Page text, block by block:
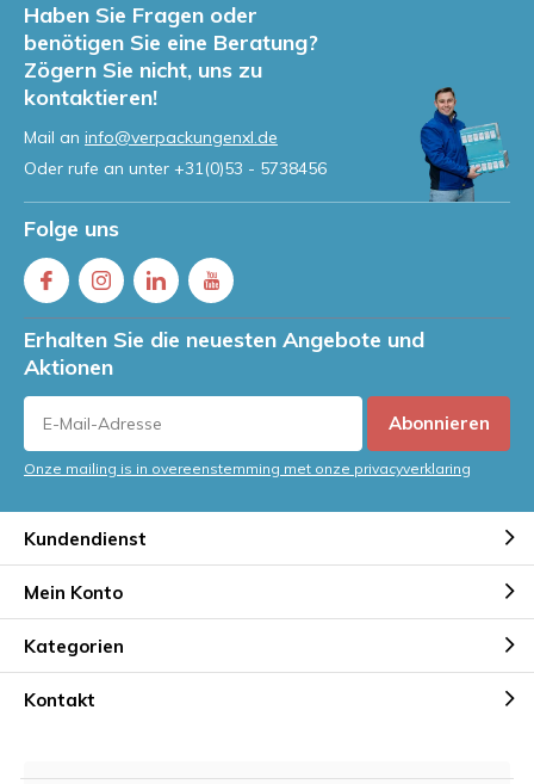
Haben Sie Fragen oder
benötigen Sie eine Beratung?
Zögern Sie nicht, uns zu
kontaktieren!
Mail an info@verpackungenxl.de
Oder rufe an unter +31(0)53 - 5738456
Folge uns
Erhalten Sie die neuesten Angebote und
Aktionen
Abonnieren
Onze mailing is in overeenstemming met onze privacyverklaring
Kundendienst
Mein Konto
Kategorien
Kontakt